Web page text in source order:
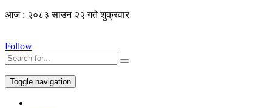
आज : २०८३ साउन २२ गते शुक्रवार
Follow
Toggle navigation